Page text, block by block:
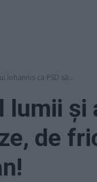
Iohannis ca PSD să...
lumii şi
de